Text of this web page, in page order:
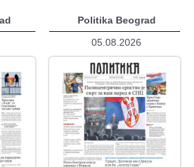
Politika Beograd
05.08.2026